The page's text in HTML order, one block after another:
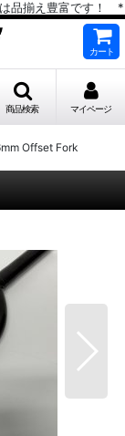
は品揃え豊富です！ *
カート
商品検索 マイページ
Offset Fork